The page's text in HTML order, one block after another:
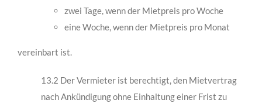
zwei Tage, wenn der Mietpreis pro Woche
eine Woche, wenn der Mietpreis pro Monat
vereinbart ist.
13.2 Der Vermieter ist berechtigt, den Mietvertrag
nach Ankündigung ohne Einhaltung einer Frist zu